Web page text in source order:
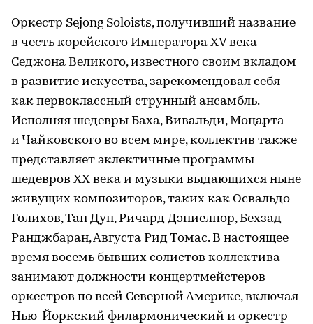
Оркестр Sejong Soloists, получивший название
в честь корейского Императора XV века
Седжона Великого, известного своим вкладом
в развитие искусства, зарекомендовал себя
как первоклассный струнный ансамбль.
Исполняя шедевры Баха, Вивальди, Моцарта
и Чайковского во всем мире, коллектив также
представляет эклектичные программы
шедевров XX века и музыки выдающихся ныне
живущих композиторов, таких как Освальдо
Голихов, Тан Дун, Ричард Дэниелпор, Бехзад
Ранджбаран, Августа Рид Томас. В настоящее
время восемь бывших солистов коллектива
занимают должности концертмейстеров
оркестров по всей Северной Америке, включая
Нью-Йоркский филармонический и оркестр